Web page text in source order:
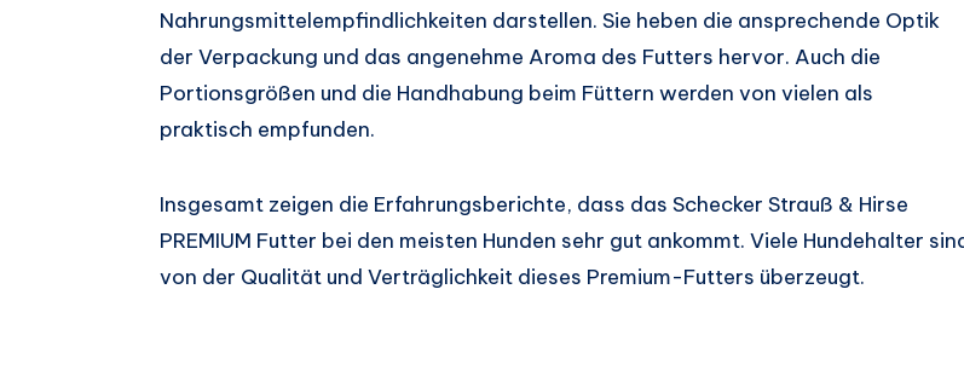
Nahrungsmittelempfindlichkeiten darstellen. Sie heben die ansprechende Optik
der Verpackung und das angenehme Aroma des Futters hervor. Auch die
Portionsgrößen und die Handhabung beim Füttern werden von vielen als
praktisch empfunden.
Insgesamt zeigen die Erfahrungsberichte, dass das Schecker Strauß & Hirse
PREMIUM Futter bei den meisten Hunden sehr gut ankommt. Viele Hundehalter
von der Qualität und Verträglichkeit dieses Premium-Futters überzeugt.